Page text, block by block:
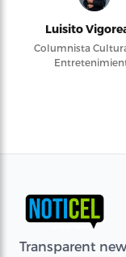
Luisito
Columnista
Transparent